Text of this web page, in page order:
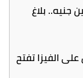
إيصالات أمانة بـ4 ملايين جنيه.. بلاغ
على الفيزا تفتح